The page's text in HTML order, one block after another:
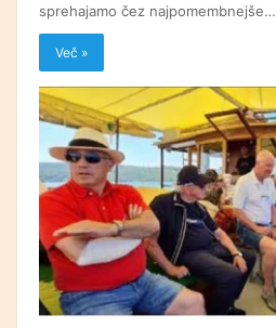
sprehajamo čez najpomembnejše…
Več »